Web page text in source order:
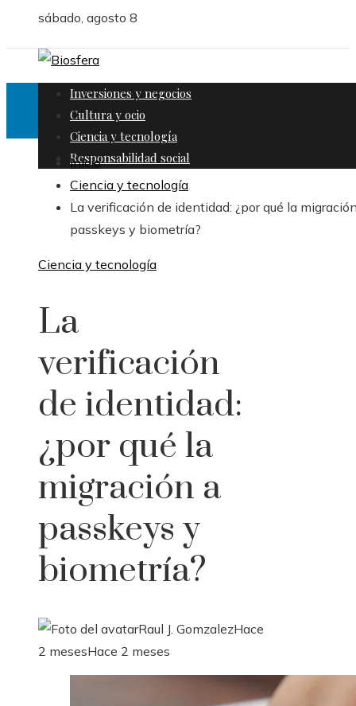
sábado, agosto 8
Inversiones y negocios
Cultura y ocio
Ciencia y tecnología
Responsabilidad social
Inicio
Ciencia y tecnología
La verificación de identidad: ¿por qué la
passkeys y biometría?
Ciencia y tecnología
La
verificación
de identidad:
¿por qué la
migración a
passkeys y
biometría?
Raul J. GomzalezHace
2 mesesHace 2 meses